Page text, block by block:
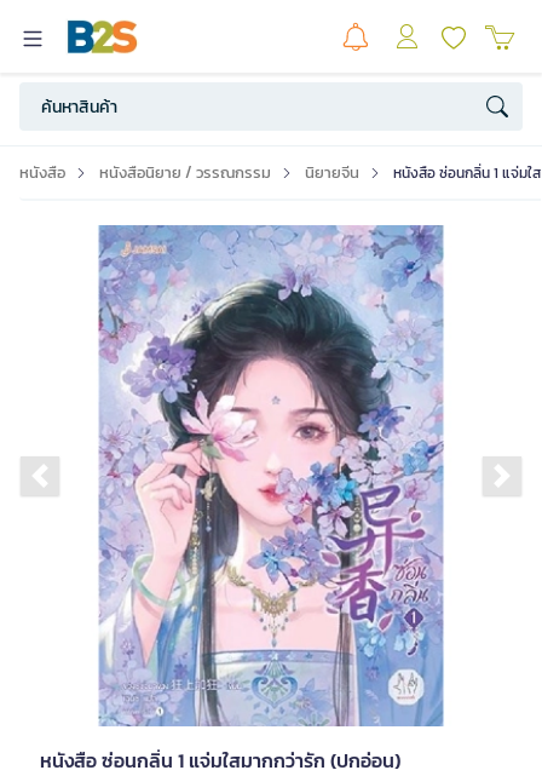
หนังสือ หนังสือนิยาย / วรรณกรรม นิยายจีน หนังสือ ซ่อนกลิ่น 1 แจ่มใ
Previous slide
หนังสือ ซ่อนกลิ่น 1 แจ่มใสมากกว่ารัก (ปกอ่อน)